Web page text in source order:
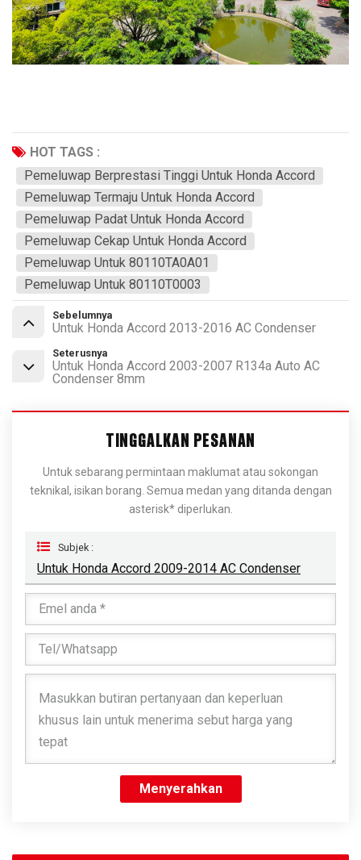
HOT TAGS :
Pemeluwap Berprestasi Tinggi Untuk Honda Accord
Pemeluwap Termaju Untuk Honda Accord
Pemeluwap Padat Untuk Honda Accord
Pemeluwap Cekap Untuk Honda Accord
Pemeluwap Untuk 80110TA0A01
Pemeluwap Untuk 80110T0003
Sebelumnya
Untuk Honda Accord 2013-2016 AC Condenser
Seterusnya
Untuk Honda Accord 2003-2007 R134a Auto AC
Condenser 8mm
TINGGALKAN PESANAN
Untuk sebarang permintaan maklumat atau sokongan
teknikal, isikan borang. Semua medan yang ditanda dengan
asterisk* diperlukan.
Subjek :
Untuk Honda Accord 2009-2014 AC Condenser
Menyerahkan